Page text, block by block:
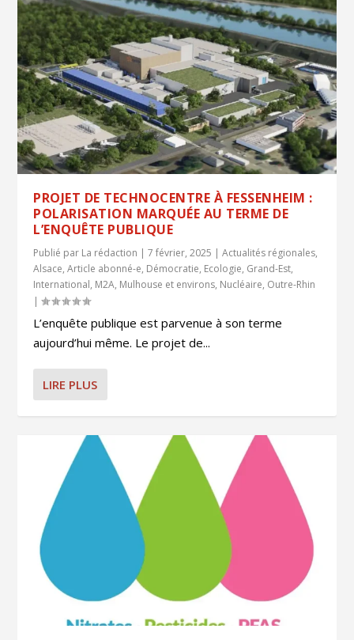
PROJET DE TECHNOCENTRE À FESSENHEIM :
POLARISATION MARQUÉE AU TERME DE
L’ENQUÊTE PUBLIQUE
Publié par La rédaction |7 février, 2025 |Actualités régionales,
Alsace,Article abonné-e, Démocratie, Ecologie, Grand-Est,
International, M2A, Mulhouse et environs, Nucléaire, Outre-Rhin
|
L’enquête publique est parvenue à son terme
aujourd’hui même. Le projet de...
LIRE PLUS